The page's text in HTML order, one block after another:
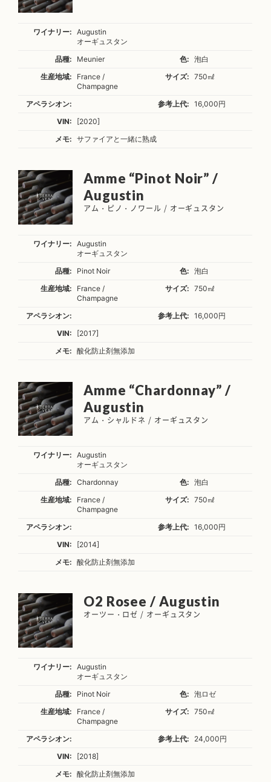
ワイナリー:
Augustin
オーギュスタン
品種:
Meunier 色:
泡白
生産地域:
France /
Champagne
サイズ: 750㎖
アペラシオン: 参考上代:
16,000円
VIN:
[2020]
メモ:
サファイアと一緒に熟成
Amme “Pinot Noir” /
Augustin
アム・ピノ・ノワール / オーギュスタン
ワイナリー:
Augustin
オーギュスタン
品種:
Pinot Noir 色:
泡白
生産地域:
France /
Champagne
サイズ: 750㎖
アペラシオン: 参考上代:
16,000円
VIN:
[2017]
メモ:
酸化防止剤無添加
Amme “Chardonnay” /
Augustin
アム・シャルドネ / オーギュスタン
ワイナリー:
Augustin
オーギュスタン
品種:
Chardonnay 色:
泡白
生産地域:
France /
Champagne
サイズ: 750㎖
アペラシオン: 参考上代:
16,000円
VIN:
[2014]
メモ:
酸化防止剤無添加
O2 Rosee / Augustin
オーツー・ロゼ / オーギュスタン
ワイナリー:
Augustin
オーギュスタン
品種:
Pinot Noir 色:
泡ロゼ
生産地域:
France /
Champagne
サイズ: 750㎖
アペラシオン: 参考上代:
24,000円
VIN:
[2018]
メモ:
酸化防止剤無添加